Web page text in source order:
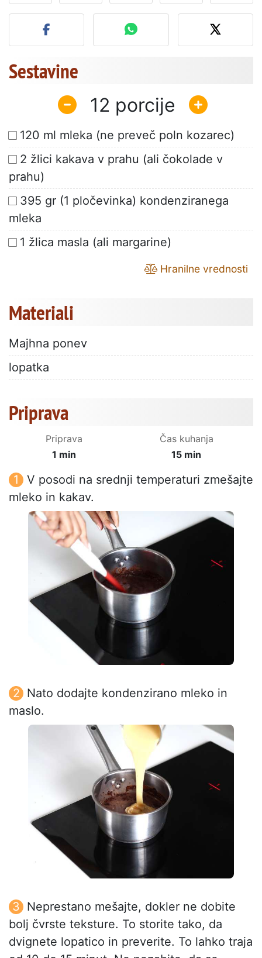
Objavite svojo fotografijo
Sestavine
12
120 ml mleka (ne preveč poln kozarec)
2 žlici kakava v prahu (ali čokolade v
prahu)
395 gr (1 pločevinka) kondenziranega
mleka
1 žlica masla (ali margarine)
Hranilne vrednosti
Materiali
Majhna ponev
lopatka
Priprava
Priprava
1 min
Čas kuhanja
15 min
V posodi na srednji temperaturi zmešajte
mleko in kakav.
Nato dodajte kondenzirano mleko in
maslo.
Neprestano mešajte, dokler ne dobite
bolj čvrste teksture. To storite tako, da
dvignete lopatico in preverite. To lahko traja